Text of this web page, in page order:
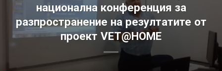
национална конференция за
разпространение на резултатите от
проект VET@HOME